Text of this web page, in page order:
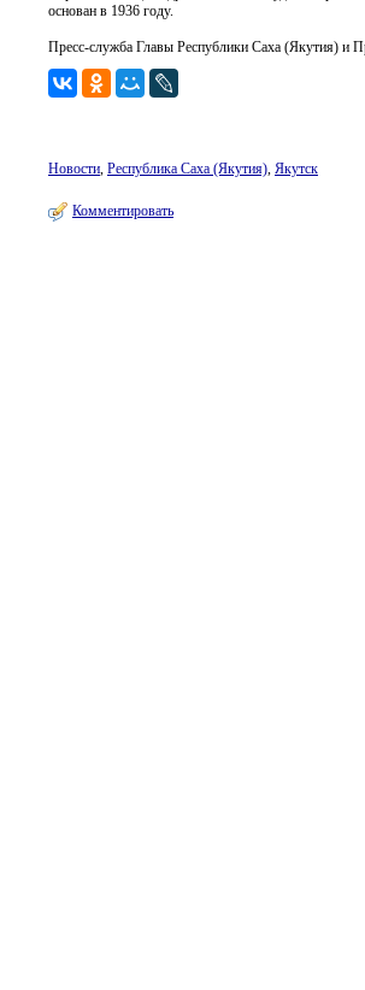
основан в 1936 году.
Пресс-служба Главы Республики Саха (Якутия) и
Новости, Республика Саха (Якутия), Якутск
Комментировать